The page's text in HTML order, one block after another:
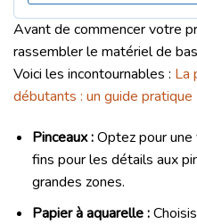
Avant de commencer votre
rassembler le matériel de
Voici les incontournables : La
débutants : un guide pratique
Pinceaux :Optez pour une
fins pour les détails aux
grandes zones.
Papier à aquarelle :